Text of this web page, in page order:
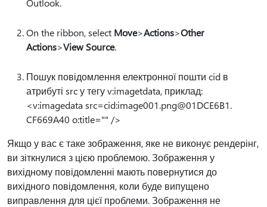
Outlook.
On the ribbon, select Move>Actions>Other
Actions>View Source.
Пошук повідомлення електронної пошти cid в
атрибуті src у тегу v:imagetdata, приклад:
<v:imagedata src=cid:image001.png@01DCE6B1.
CF669A40 o:title="" />
Якщо у вас є таке зображення, яке не виконує рендерінг,
ви зіткнулися з цією проблемою. Зображення у
вихідному повідомленні мають повернутися до
вихідного повідомлення, коли буде випущено
виправлення для цієї проблеми. Зображення не